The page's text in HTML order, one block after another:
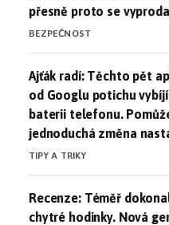
přesně proto se
BEZPEČNOST
Ajťák radí: Těchto pět
Ajťák radí: Těchto pět
od Googlu potichu vybíjí
baterii telefonu.
jednoduchá změna
TIPY A TRIKY
Recenze: Téměř
Recenze: Téměř
chytré hodinky. Nová